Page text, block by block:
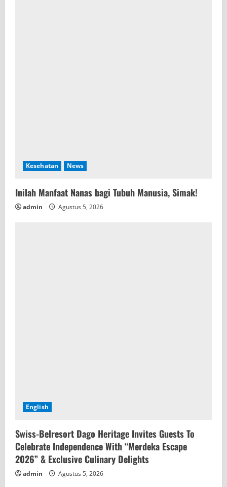
Kesehatan News
Inilah Manfaat Nanas bagi Tubuh Manusia, Simak!
admin Agustus 5, 2026
English
Swiss-Belresort Dago Heritage Invites Guests To
Celebrate Independence With “Merdeka Escape
2026” & Exclusive Culinary Delights
admin Agustus 5, 2026